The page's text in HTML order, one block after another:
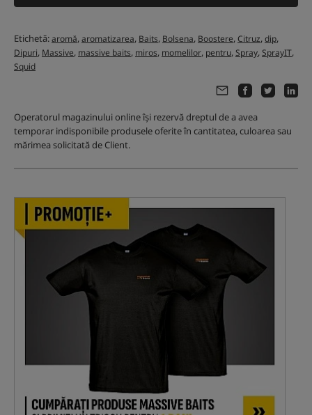
Etichetă:aromă,aromatizarea, Baits, Bolsena, Boostere,Citruz,dip,
Dipuri, Massive, massive baits, miros, momelilor, pentru,Spray,SprayIT,
Squid
Operatorul magazinului online își rezervă dreptul de a avea
temporar indisponibile produsele oferite în cantitatea, culoarea sau
mărimea solicitată de Client.